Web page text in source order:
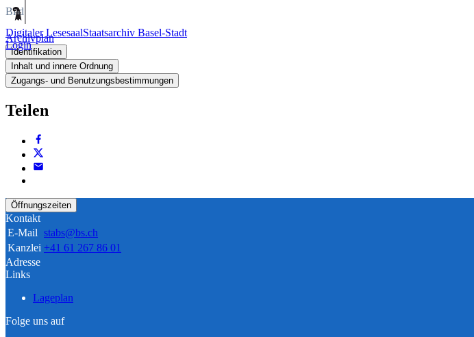
Digitaler LesesaalStaatsarchiv Basel-Stadt
Login
Bild
Archivplan
Identifikation
Inhalt und innere Ordnung
Zugangs- und Benutzungsbestimmungen
Teilen
Öffnungszeiten
Kontakt
E-Mail stabs@bs.ch
Kanzlei +41 61 267 86 01
Adresse
Links
Lageplan
Folge uns auf